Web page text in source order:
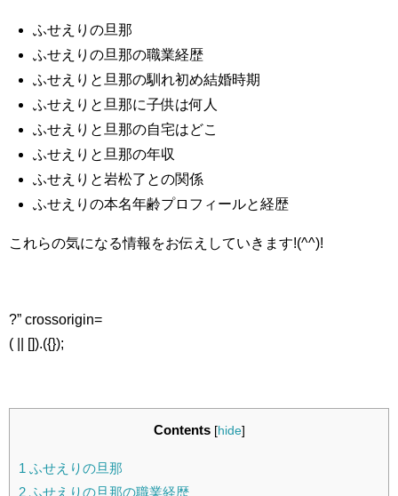
ふせえりの旦那
ふせえりの旦那の職業経歴
ふせえりと旦那の馴れ初め結婚時期
ふせえりと旦那に子供は何人
ふせえりと旦那の自宅はどこ
ふせえりと旦那の年収
ふせえりと岩松了との関係
ふせえりの本名年齢プロフィールと経歴
これらの気になる情報をお伝えしていきます!(^^)!
?” crossorigin=
( || []).({});
Contents [hide]
1 ふせえりの旦那
2 ふせえりの旦那の職業経歴